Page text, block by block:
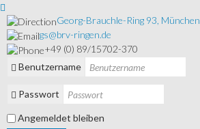
Georg-Brauchle-Ring 93, München
gs@brv-ringen.de
+49 (0) 89/15702-370
Benutzername
Passwort
Angemeldet bleiben